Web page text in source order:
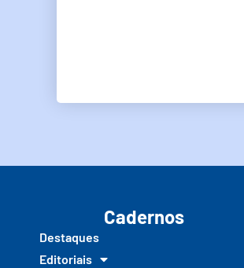
Cadernos
Destaques
Editoriais